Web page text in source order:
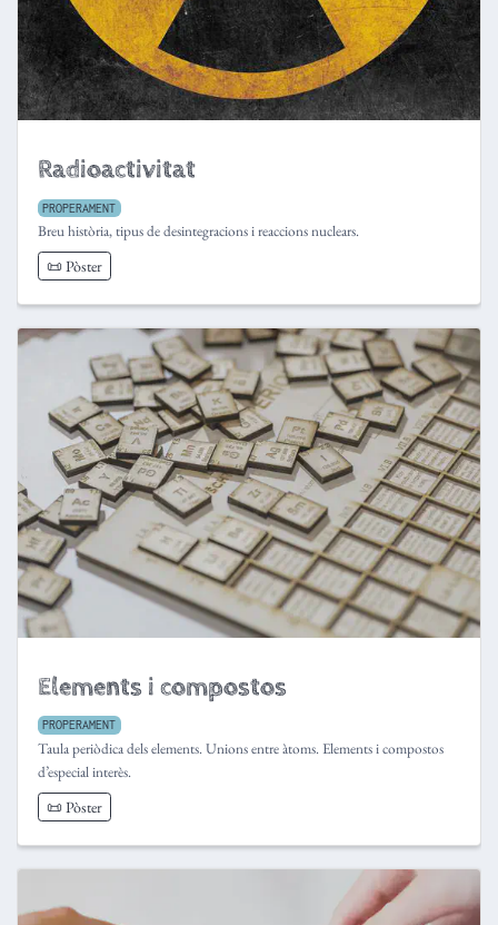
Radioactivitat
PROPERAMENT
Breu història, tipus de desintegracions i reaccions nuclears.
📜 Pòster
Elements i compostos
PROPERAMENT
Taula periòdica dels elements. Unions entre àtoms. Elements i compostos
d’especial interès.
📜 Pòster